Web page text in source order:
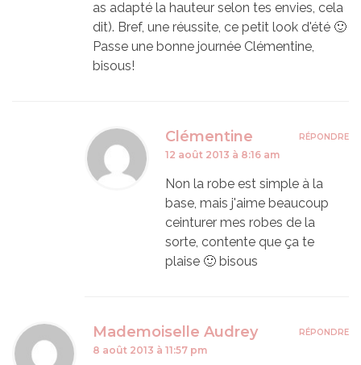
as adapté la hauteur selon tes envies, cela
dit). Bref, une réussite, ce petit look d'été 🙂
Passe une bonne journée Clémentine,
bisous!
Clémentine
12 août 2013 à 8:16 am
Non la robe est simple à la
base, mais j'aime beaucoup
ceinturer mes robes de la
sorte, contente que ça te
plaise 🙂 bisous
RÉPONDRE
Mademoiselle Audrey
8 août 2013 à 11:57 pm
RÉPONDRE